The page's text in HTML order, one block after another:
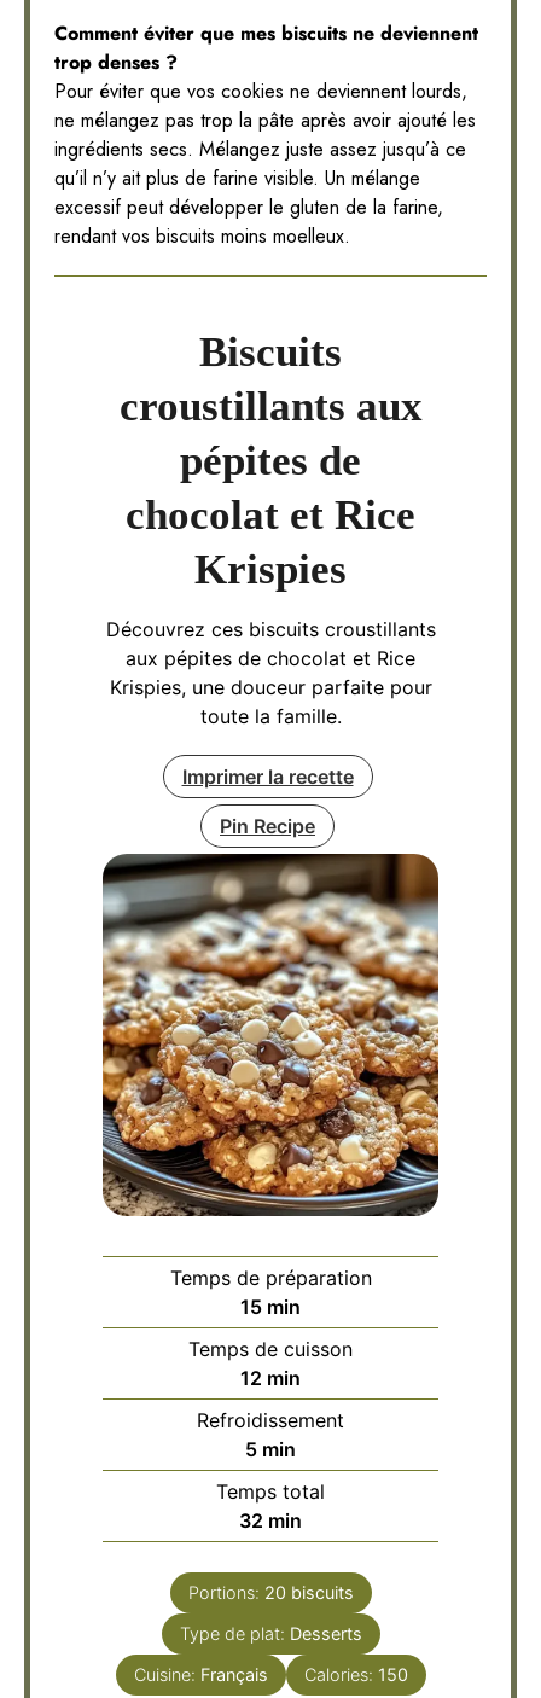
Comment éviter que mes biscuits ne deviennent
trop denses ?
Pour éviter que vos cookies ne deviennent lourds,
ne mélangez pas trop la pâte après avoir ajouté les
ingrédients secs. Mélangez juste assez jusqu’à ce
qu’il n’y ait plus de farine visible. Un mélange
excessif peut développer le gluten de la farine,
rendant vos biscuits moins moelleux.
Biscuits
croustillants aux
pépites de
chocolat et Rice
Krispies
Découvrez ces biscuits croustillants
aux pépites de chocolat et Rice
Krispies, une douceur parfaite pour
toute la famille.
Imprimer la recette
Pin Recipe
Temps de préparation
15minutes
min
Temps de cuisson
12 minutes
min
Refroidissement
5minutes
min
Temps total
32 minutes
min
Portions: 20 biscuits
Type de plat: Desserts
Cuisine: Français Calories: 150